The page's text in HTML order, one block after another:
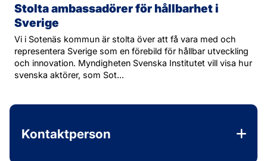
Stolta ambassadörer för hållbarhet i
Sverige
Vi i Sotenäs kommun är stolta över att få vara med och
representera Sverige som en förebild för hållbar utveckling
och innovation. Myndigheten Svenska Institutet vill visa hur
svenska aktörer, som Sot...
Kontaktperson